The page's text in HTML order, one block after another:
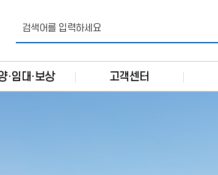
·임대·보상 고객센터